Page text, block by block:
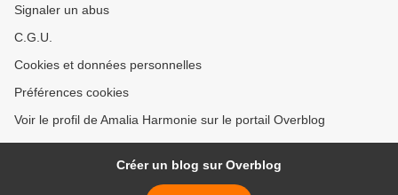
Signaler un abus
C.G.U.
Cookies et données personnelles
Préférences cookies
Voir le profil de Amalia Harmonie sur le portail Overblog
Créer un blog sur Overblog